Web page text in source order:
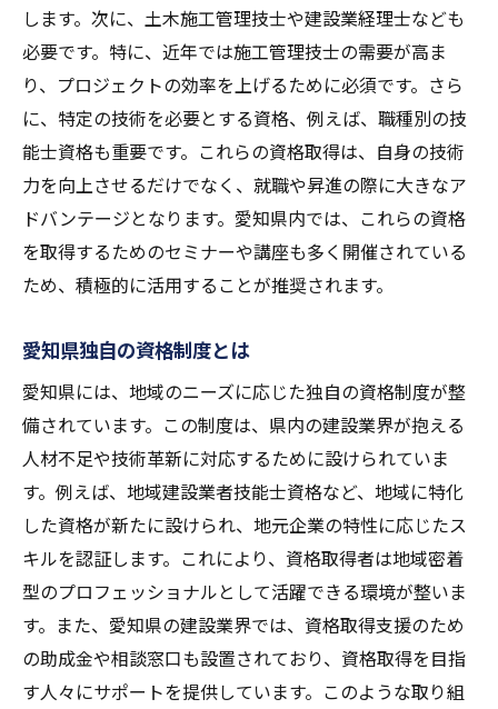
します。次に、土木施工管理技士や建設業経理士なども
必要です。特に、近年では施工管理技士の需要が高ま
り、プロジェクトの効率を上げるために必須です。さら
に、特定の技術を必要とする資格、例えば、職種別の技
能士資格も重要です。これらの資格取得は、自身の技術
力を向上させるだけでなく、就職や昇進の際に大きなア
ドバンテージとなります。愛知県内では、これらの資格
を取得するためのセミナーや講座も多く開催されている
ため、積極的に活用することが推奨されます。
愛知県独自の資格制度とは
愛知県には、地域のニーズに応じた独自の資格制度が整
備されています。この制度は、県内の建設業界が抱える
人材不足や技術革新に対応するために設けられていま
す。例えば、地域建設業者技能士資格など、地域に特化
した資格が新たに設けられ、地元企業の特性に応じたス
キルを認証します。これにより、資格取得者は地域密着
型のプロフェッショナルとして活躍できる環境が整いま
す。また、愛知県の建設業界では、資格取得支援のため
の助成金や相談窓口も設置されており、資格取得を目指
す人々にサポートを提供しています。このような取り組